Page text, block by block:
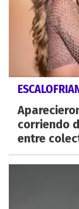
corriendo
entre